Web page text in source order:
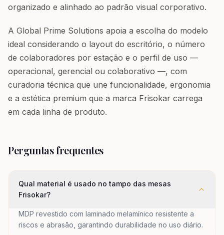
organizado e alinhado ao padrão visual corporativo.
A Global Prime Solutions apoia a escolha do modelo
ideal considerando o layout do escritório, o número
de colaboradores por estação e o perfil de uso —
operacional, gerencial ou colaborativo —, com
curadoria técnica que une funcionalidade, ergonomia
e a estética premium que a marca Frisokar carrega
em cada linha de produto.
Perguntas frequentes
Qual material é usado no tampo das mesas
Frisokar?
MDP revestido com laminado melamínico resistente a
riscos e abrasão, garantindo durabilidade no uso diário.